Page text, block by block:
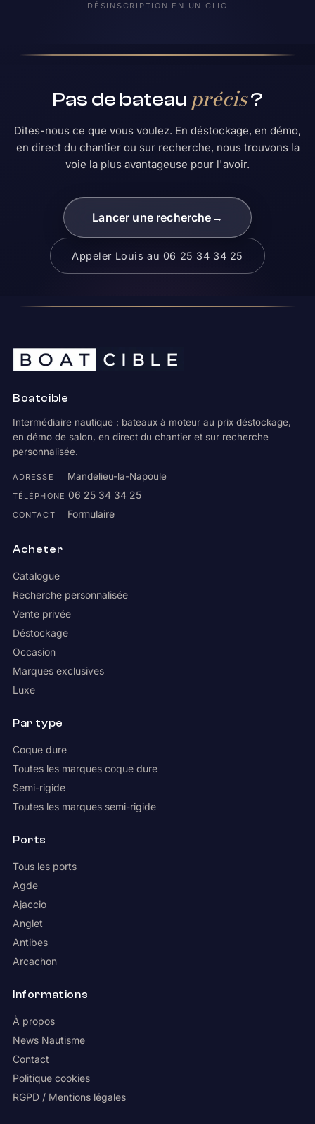
DÉSINSCRIPTION EN UN CLIC
Pas de bateau précis?
Dites-nous ce que vous voulez. En déstockage, en démo,
en direct du chantier ou sur recherche, nous trouvons la
voie la plus avantageuse pour l'avoir.
Lancer une recherche →
Appeler Louis au 06 25 34 34 25
Boatcible
Intermédiaire nautique : bateaux à moteur au prix déstockage,
en démo de salon, en direct du chantier et sur recherche
personnalisée.
ADRESSE Mandelieu-la-Napoule
TÉLÉPHONE 06 25 34 34 25
CONTACT Formulaire
Acheter
Catalogue
Recherche personnalisée
Vente privée
Déstockage
Occasion
Marques exclusives
Luxe
Par type
Coque dure
Toutes les marques coque dure
Semi-rigide
Toutes les marques semi-rigide
Ports
Tous les ports
Agde
Ajaccio
Anglet
Antibes
Arcachon
Informations
À propos
News Nautisme
Contact
Politique cookies
RGPD / Mentions légales